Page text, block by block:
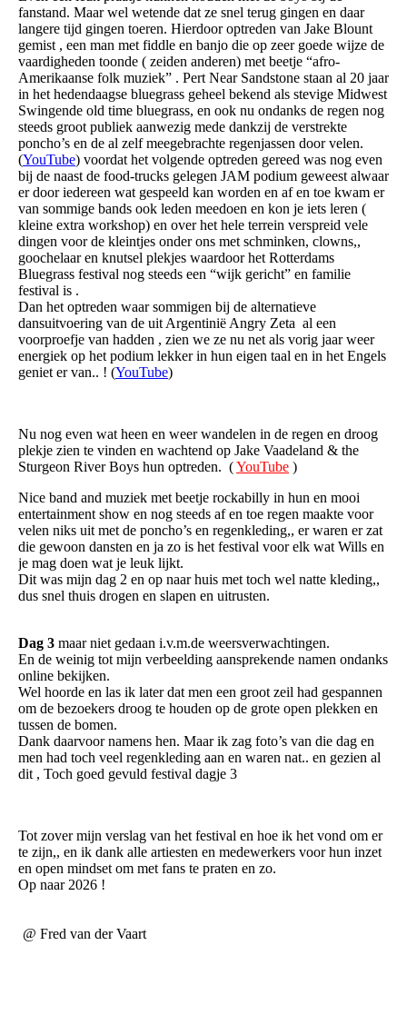
fanstand. Maar wel wetende dat ze snel terug gingen en daar
langere tijd gingen toeren. Hierdoor optreden van Jake Blount
gemist , een man met fiddle en banjo die op zeer goede wijze de
vaardigheden toonde ( zeiden anderen) met beetje “afro-
Amerikaanse folk muziek” . Pert Near Sandstone staan al 20 jaar
in het hedendaagse bluegrass geheel bekend als stevige Midwest
Swingende old time bluegrass, en ook nu ondanks de regen nog
steeds groot publiek aanwezig mede dankzij de verstrekte
poncho’s en de al zelf meegebrachte regenjassen door velen.
(YouTube) voordat het volgende optreden gereed was nog even
bij de naast de food-trucks gelegen JAM podium geweest alwaar
er door iedereen wat gespeeld kan worden en af en toe kwam er
van sommige bands ook leden meedoen en kon je iets leren (
kleine extra workshop) en over het hele terrein verspreid vele
dingen voor de kleintjes onder ons met schminken, clowns,,
goochelaar en knutsel plekjes waardoor het Rotterdams
Bluegrass festival nog steeds een “wijk gericht” en familie
festival is .
Dan het optreden waar sommigen bij de alternatieve
dansuitvoering van de uit Argentinië Angry Zeta al een
voorproefje van hadden , zien we ze nu net als vorig jaar weer
energiek op het podium lekker in hun eigen taal en in het Engels
geniet er van.. ! (YouTube)
Nu nog even wat heen en weer wandelen in de regen en droog
plekje zien te vinden en wachtend op Jake Vaadeland & the
Sturgeon River Boys hun optreden. (YouTube )
Nice band and muziek met beetje rockabilly in hun en mooi
entertainment show en nog steeds af en toe regen maakte voor
velen niks uit met de poncho’s en regenkleding,, er waren er zat
die gewoon dansten en ja zo is het festival voor elk wat Wills en
je mag doen wat je leuk lijkt.
Dit was mijn dag 2 en op naar huis met toch wel natte kleding,,
dus snel thuis drogen en slapen en uitrusten.
Dag 3 maar niet gedaan i.v.m.de weersverwachtingen.
En de weinig tot mijn verbeelding aansprekende namen ondanks
online bekijken.
Wel hoorde en las ik later dat men een groot zeil had gespannen
om de bezoekers droog te houden op de grote open plekken en
tussen de bomen.
Dank daarvoor namens hen. Maar ik zag foto’s van die dag en
men had toch veel regenkleding aan en waren nat.. en gezien al
dit , Toch goed gevuld festival dagje 3
Tot zover mijn verslag van het festival en hoe ik het vond om er
te zijn,, en ik dank alle artiesten en medewerkers voor hun inzet
en open mindset om met fans te praten en zo.
Op naar 2026 !
@ Fred van der Vaart